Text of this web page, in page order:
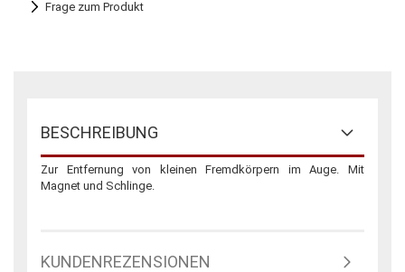
Frage zum Produkt
BESCHREIBUNG
Zur Entfernung von kleinen Fremdkörpern im Auge. Mit
Magnet und Schlinge.
KUNDENREZENSIONEN